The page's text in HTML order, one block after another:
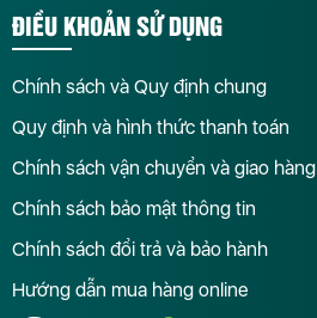
ĐIỀU KHOẢN SỬ DỤNG
Chính sách và Quy định chung
Quy định và hình thức thanh toán
Chính sách vận chuyển và giao hàng
Chính sách bảo mật thông tin
Chính sách đổi trả và bảo hành
Hướng dẫn mua hàng online